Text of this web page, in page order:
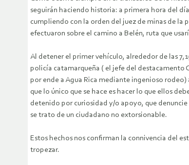
seguirán haciendo historia: a primera hora del
cumpliendo con la orden del juez de minas de la
efectuaron sobre el camino a Belén, ruta que
Al detener el primer vehículo, alrededor de las
policía catamarqueña ( el jefe del destacamento
por ende a Agua Rica mediante ingenioso
que lo único que se hace es hacer lo que ellos
detenido por curiosidad y/o apoyo, que
se trato de un ciudadano no extorsionable.
Estos hechos nos confirman la connivencia del
tropezar.